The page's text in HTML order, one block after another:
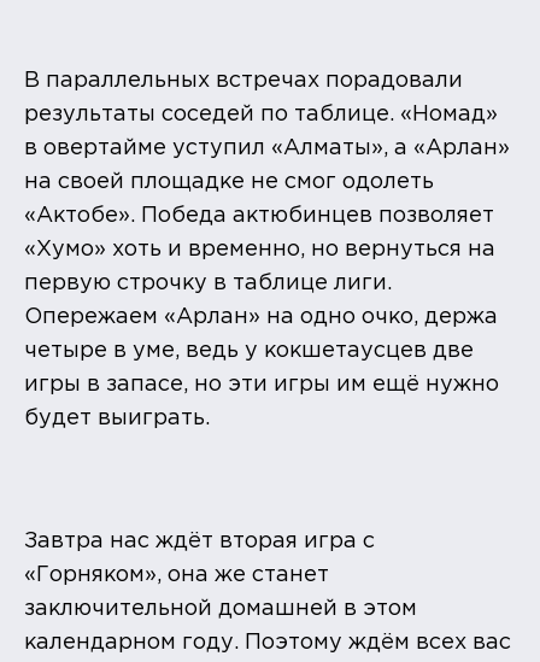
В параллельных встречах порадовали
результаты соседей по таблице. «Номад»
в овертайме уступил «Алматы», а «Арлан»
на своей площадке не смог одолеть
«Актобе». Победа актюбинцев позволяет
«Хумо» хоть и временно, но вернуться на
первую строчку в таблице лиги.
Опережаем «Арлан» на одно очко, держа
четыре в уме, ведь у кокшетаусцев две
игры в запасе, но эти игры им ещё нужно
будет выиграть.
Завтра нас ждёт вторая игра с
«Горняком», она же станет
заключительной домашней в этом
календарном году. Поэтому ждём всех вас